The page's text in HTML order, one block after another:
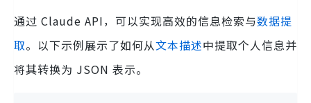
通过 Claude API，可以实现高效的信息检索与数据提
取。以下示例展示了如何从文本描述中提取个人信息并
将其转换为 JSON 表示。